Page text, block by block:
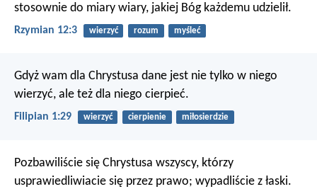
stosownie do miary wiary, jakiej Bóg każdemu udzielił.
Rzymian 12:3 wierzyć rozum myśleć
Gdyż wam dla Chrystusa dane jest nie tylko w niego
wierzyć, ale też dla niego cierpieć.
Filipian 1:29 wierzyć cierpienie miłosierdzie
Pozbawiliście się Chrystusa wszyscy, którzy
usprawiedliwiacie się przez prawo; wypadliście z łaski.